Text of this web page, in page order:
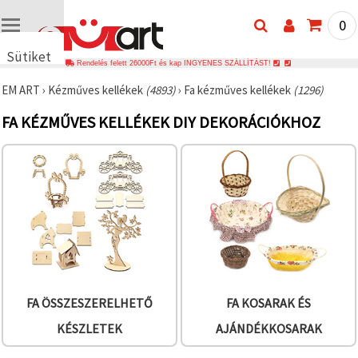
Sütiket
🍪 Cookie-
hasonló
használunk
annak
érdekében,
biztosítsuk
a weboldal
megfelelő
működését,
javítsuk az
és az Ön
0
Rendelés felett 26000Ft és kap INGYENES SZÁLLÍTÁST!
EM ART › Kézműves kellékek (4893)› Fa kézműves kellékek (1296)
FA KÉZMŰVES KELLÉKEK DIY DEKORÁCIÓKHOZ
FA ÖSSZESZERELHETŐ
KÉSZLETEK
FA KOSARAK ÉS
AJÁNDÉKKOSARAK